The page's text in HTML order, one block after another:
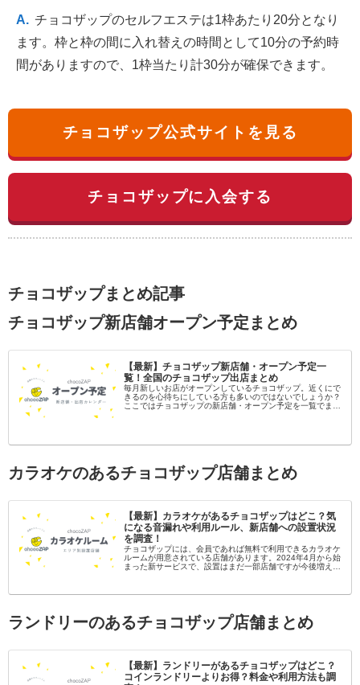
チョコザップのセルフエステは1枠あたり20分となり
ます。枠と枠の間に入れ替えの時間として10分の予約時
間がありますので、1枠当たり計30分が確保できます。
チョコザップ公式サイトを見る
チョコザップに入会する
チョコザップまとめ記事
チョコザップ新店舗オープン予定まとめ
【最新】チョコザップ新店舗・オープン予定一
覧！全国のチョコザップ出店まとめ
毎月新しいお店がオープンしているチョコザップ。近くにで
きるのを心待ちにしている方も多いのではないでしょうか？
ここではチョコザップの新店舗・オープン予定を一覧でまと
カラオケのあるチョコザップ店舗まとめ
【最新】カラオケがあるチョコザップはどこ？気
になる音漏れや利用ルール、新店舗への設置状況
を調査！
チョコザップには、会員であれば無料で利用できるカラオケ
ルームが用意されている店舗があります。2024年4月から始
まった新サービスで、設置はまだ一部店舗ですが今後増えて
ランドリーのあるチョコザップ店舗まとめ
【最新】ランドリーがあるチョコザップはどこ？
コインランドリーよりお得？料金や利用方法も調